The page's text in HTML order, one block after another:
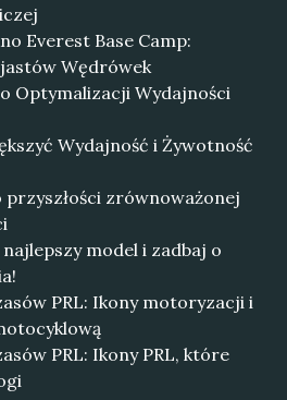
Everest Base Camp:
Wędrówek
Optymalizacji Wydajności
Wydajność i Żywotność
zrównoważonej
model i zadbaj o
PRL: Ikony motoryzacji i
PRL: Ikony PRL, które